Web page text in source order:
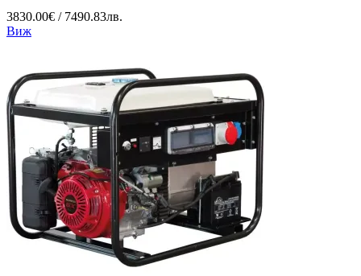
3830.00€ / 7490.83лв.
Виж